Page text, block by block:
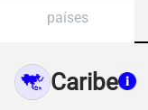
países
Caribe